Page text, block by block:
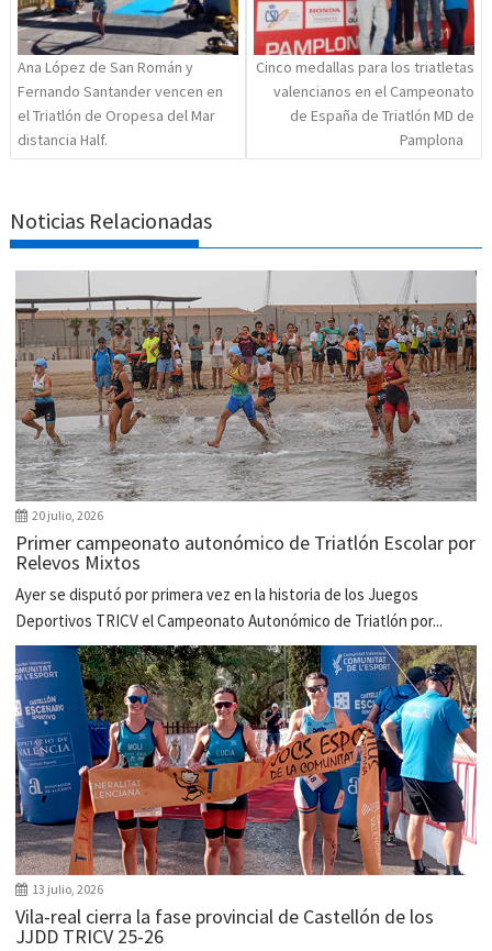
Ana López de San Román y
Fernando Santander vencen en
el Triatlón de Oropesa del Mar
distancia Half.
Cinco medallas para los triatletas
valencianos en el Campeonato
de España de Triatlón MD de
Pamplona
Noticias Relacionadas
20 julio, 2026
Primer campeonato autonómico de Triatlón Escolar por
Relevos Mixtos
Ayer se disputó por primera vez en la historia de los Juegos
Deportivos TRICV el Campeonato Autonómico de Triatlón por...
13 julio, 2026
Vila-real cierra la fase provincial de Castellón de los
JJDD TRICV 25-26